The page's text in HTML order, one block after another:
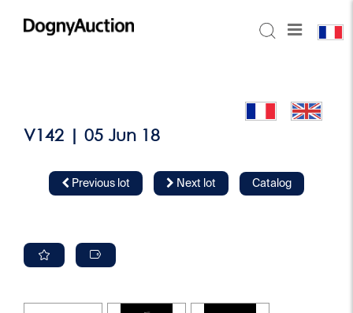
V142 | 05 Jun 18
Previous lot Next lot Catalog